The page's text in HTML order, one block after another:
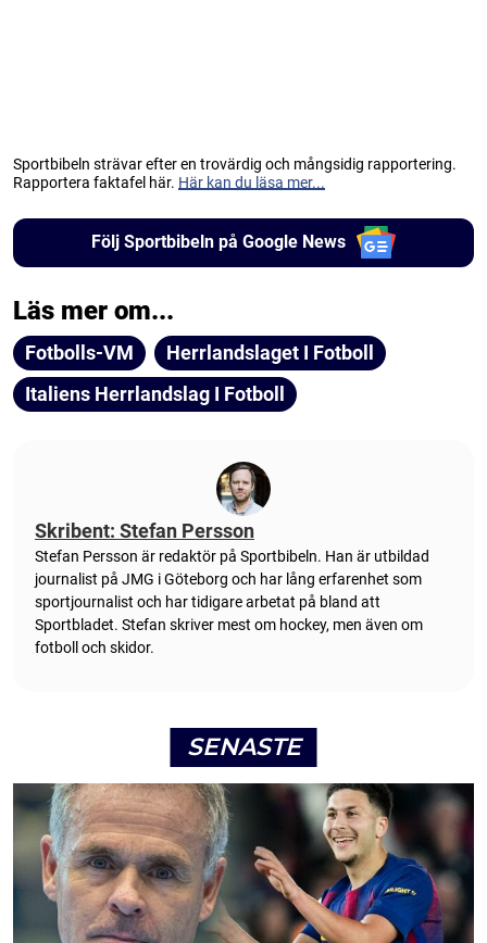
Sportbibeln strävar efter en trovärdig och mångsidig rapportering.
Rapportera faktafel här. Här kan du läsa mer...
Följ Sportbibeln på Google News
Läs mer om...
Fotbolls-VM
Herrlandslaget I Fotboll
Italiens Herrlandslag I Fotboll
Skribent: Stefan Persson
Stefan Persson är redaktör på Sportbibeln. Han är utbildad
journalist på JMG i Göteborg och har lång erfarenhet som
sportjournalist och har tidigare arbetat på bland att
Sportbladet. Stefan skriver mest om hockey, men även om
fotboll och skidor.
SENASTE